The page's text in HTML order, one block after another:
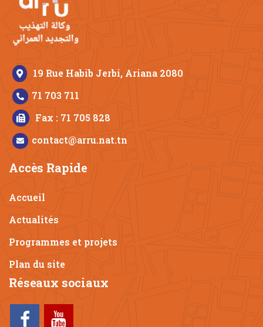
19 Rue Habib Jerbi, Ariana 2080
71 703 711
Fax : 71 705 828
contact@arru.nat.tn
Accès Rapide
Accueil
Actualités
Programmes et projets
Plan du site
Réseaux sociaux